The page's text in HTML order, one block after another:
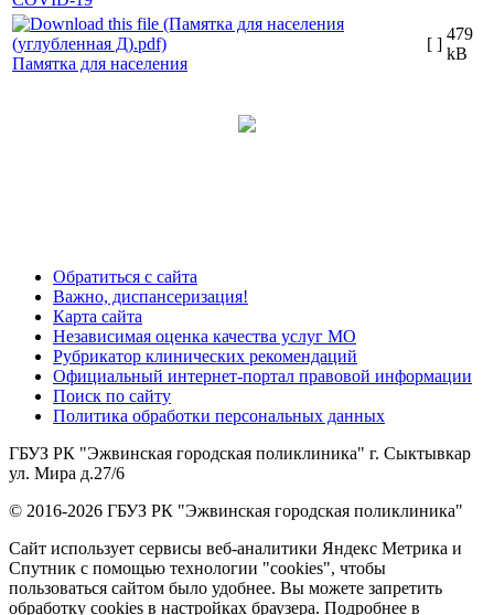
Памятка для населения
[ ]
479
kB
Обратиться с сайта
Важно, диспансеризация!
Карта сайта
Независимая оценка качества услуг МО
Рубрикатор клинических рекомендаций
Официальный интернет-портал правовой информации
Поиск по сайту
Политика обработки персональных данных
ГБУЗ РК "Эжвинская городская поликлиника" г. Сыктывкар
ул. Мира д.27/6
© 2016-2026 ГБУЗ РК "Эжвинская городская поликлиника"
Сайт использует сервисы веб-аналитики Яндекс Метрика и
Спутник с помощью технологии "cookies", чтобы
пользоваться сайтом было удобнее. Вы можете запретить
обработку cookies в настройках браузера. Подробнее в